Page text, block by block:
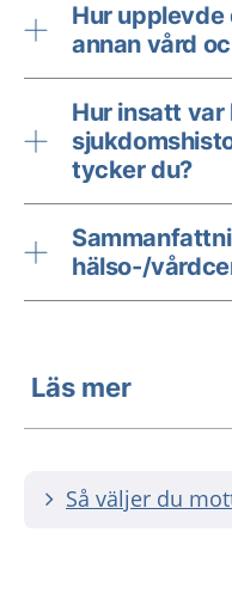
Hur upplevde
annan vård
Hur insatt var
tycker du?
hälso-/
Läs mer
Så väljer du